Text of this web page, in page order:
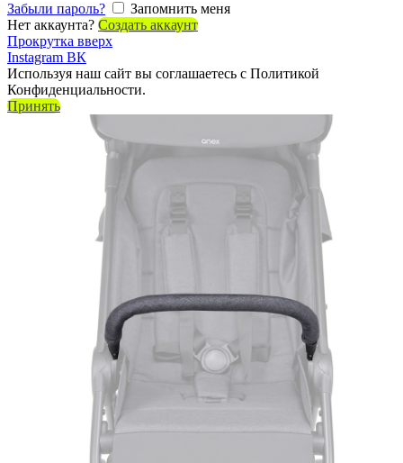
Забыли пароль?
Запомнить меня
Нет аккаунта? Создать аккаунт
Прокрутка вверх
Instagram ВК
Используя наш сайт вы соглашаетесь с Политикой
Конфиденциальности.
Принять